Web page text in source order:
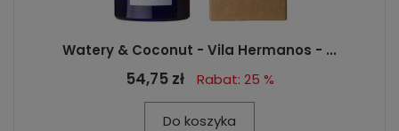
Watery & Coconut - Vila Hermanos - ...
54,75 zł Rabat: 25 %
Do koszyka